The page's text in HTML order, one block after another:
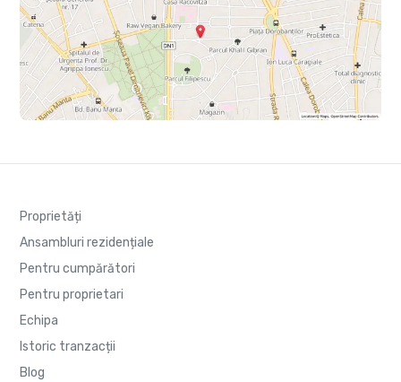
Proprietăți
Ansambluri rezidențiale
Pentru cumpărători
Pentru proprietari
Echipa
Istoric tranzacții
Blog